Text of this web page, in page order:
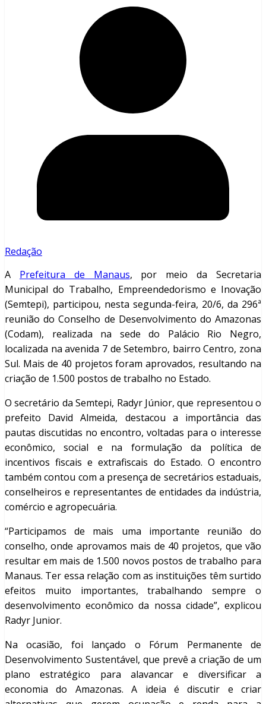
Redação
A Prefeitura de Manaus, por meio da Secretaria
Municipal do Trabalho, Empreendedorismo e Inovação
(Semtepi), participou, nesta segunda-feira, 20/6, da 296ª
reunião do Conselho de Desenvolvimento do Amazonas
(Codam), realizada na sede do Palácio Rio Negro,
localizada na avenida 7 de Setembro, bairro Centro, zona
Sul. Mais de 40 projetos foram aprovados, resultando na
criação de 1.500 postos de trabalho no Estado.
O secretário da Semtepi, Radyr Júnior, que representou o
prefeito David Almeida, destacou a importância das
pautas discutidas no encontro, voltadas para o interesse
econômico, social e na formulação da política de
incentivos fiscais e extrafiscais do Estado. O encontro
também contou com a presença de secretários estaduais,
conselheiros e representantes de entidades da indústria,
comércio e agropecuária.
“Participamos de mais uma importante reunião do
conselho, onde aprovamos mais de 40 projetos, que vão
resultar em mais de 1.500 novos postos de trabalho para
Manaus. Ter essa relação com as instituições têm surtido
efeitos muito importantes, trabalhando sempre o
desenvolvimento econômico da nossa cidade”, explicou
Radyr Junior.
Na ocasião, foi lançado o Fórum Permanente de
Desenvolvimento Sustentável, que prevê a criação de um
plano estratégico para alavancar e diversificar a
economia do Amazonas. A ideia é discutir e criar